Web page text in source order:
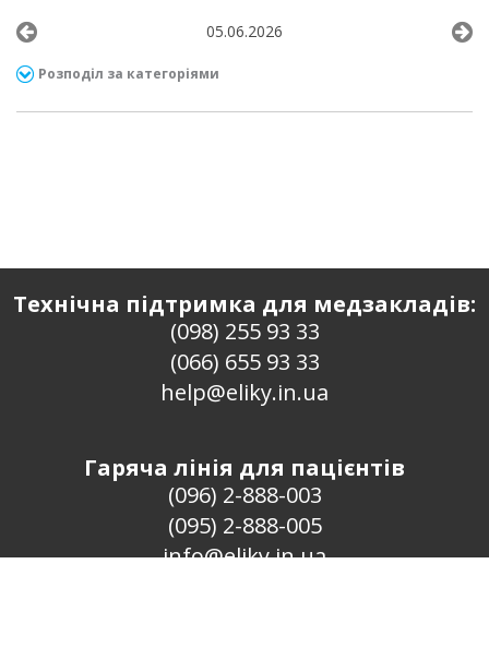
05.06.2026
Розподіл за категоріями
Технічна підтримка для медзакладів:
(098) 255 93 33
(066) 655 93 33
help@eliky.in.ua
Гаряча лінія для пацієнтів
(096) 2-888-003
(095) 2-888-005
info@eliky.in.ua